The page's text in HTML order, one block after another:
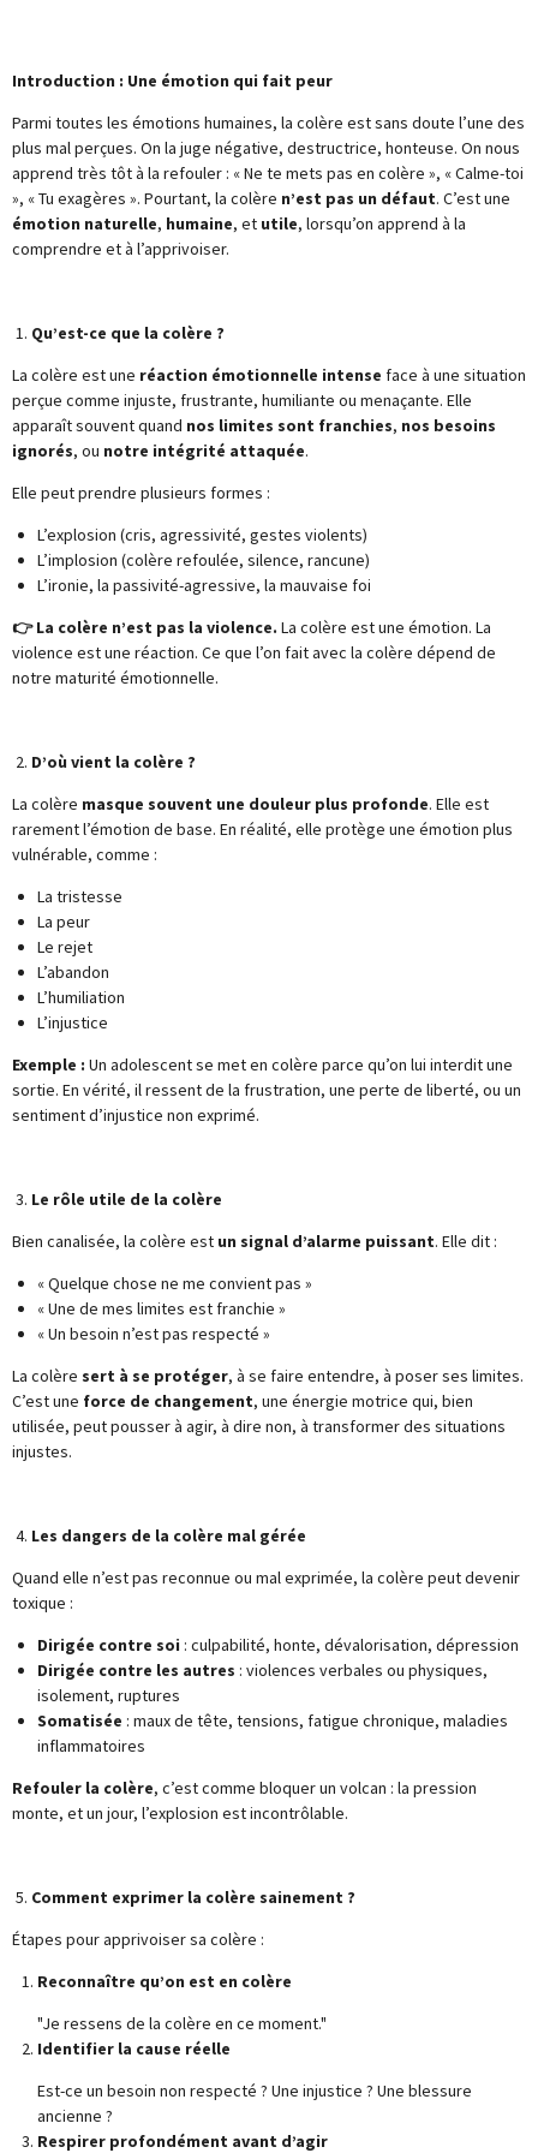
Introduction : Une émotion qui fait peur
Parmi toutes les émotions humaines, la colère est sans doute l’une des
plus mal perçues. On la juge négative, destructrice, honteuse. On nous
apprend très tôt à la refouler : « Ne te mets pas en colère », « Calme-toi
», « Tu exagères ». Pourtant, la colère n’est pas un défaut. C’est une
émotion naturelle, humaine, et utile, lorsqu’on apprend à la
comprendre et à l’apprivoiser.
1. Qu’est-ce que la colère ?
La colère est une réaction émotionnelle intense face à une situation
perçue comme injuste, frustrante, humiliante ou menaçante. Elle
apparaît souvent quand nos limites sont franchies, nos besoins
ignorés, ou notre intégrité attaquée.
Elle peut prendre plusieurs formes :
L’explosion (cris, agressivité, gestes violents)
L’implosion (colère refoulée, silence, rancune)
L’ironie, la passivité-agressive, la mauvaise foi
👉 La colère n’est pas la violence. La colère est une émotion. La
violence est une réaction. Ce que l’on fait avec la colère dépend de
notre maturité émotionnelle.
2. D’où vient la colère ?
La colère masque souvent une douleur plus profonde. Elle est
rarement l’émotion de base. En réalité, elle protège une émotion plus
vulnérable, comme :
La tristesse
La peur
Le rejet
L’abandon
L’humiliation
L’injustice
Exemple : Un adolescent se met en colère parce qu’on lui interdit une
sortie. En vérité, il ressent de la frustration, une perte de liberté, ou un
sentiment d’injustice non exprimé.
3. Le rôle utile de la colère
Bien canalisée, la colère est un signal d’alarme puissant. Elle dit :
« Quelque chose ne me convient pas »
« Une de mes limites est franchie »
« Un besoin n’est pas respecté »
La colère sert à se protéger, à se faire entendre, à poser ses limites.
C’est une force de changement, une énergie motrice qui, bien
utilisée, peut pousser à agir, à dire non, à transformer des situations
injustes.
4. Les dangers de la colère mal gérée
Quand elle n’est pas reconnue ou mal exprimée, la colère peut devenir
toxique :
Dirigée contre soi : culpabilité, honte, dévalorisation, dépression
Dirigée contre les autres : violences verbales ou physiques,
isolement, ruptures
Somatisée : maux de tête, tensions, fatigue chronique, maladies
inflammatoires
Refouler la colère, c’est comme bloquer un volcan : la pression
monte, et un jour, l’explosion est incontrôlable.
5. Comment exprimer la colère sainement ?
Étapes pour apprivoiser sa colère :
Reconnaître qu’on est en colère
"Je ressens de la colère en ce moment."
Identifier la cause réelle
Est-ce un besoin non respecté ? Une injustice ? Une blessure
ancienne ?
Respirer profondément avant d’agir